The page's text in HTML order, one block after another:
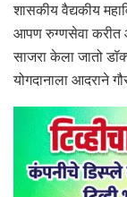
शासकीय वैद्यकीय
आपण रुग्णसेवा करीत
साजरा केला जातो
योगदानाला आदराने